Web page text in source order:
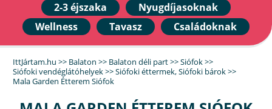
2-3 éjszaka
Nyugdíjasoknak
Wellness
Tavasz Családoknak
IttJártam.hu >> Balaton >> Balaton déli part>>Siófok>>
Siófoki vendéglátóhelyek>>Siófoki éttermek,Siófoki bárok>>
Mala Garden Étterem Siófok